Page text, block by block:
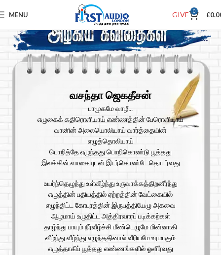
MENU GIVE 0 £
வசந்தா ஜெகதீசன்
பாமுகமே வாழீ…
எழுகைக் கதிரொளியாய் எண்ணத்தின் பேரொளியாய்
வானின் அலையொலியாய் வார்த்தையின்
எழுத்தொலியாய்
பொறித்தே எழுந்தது பொறிகொண்டு பூத்தது
இலக்கின் வாகையுடன் இடர்கொண்டே தொடர்வது
உயர்ந்தெழுந்து உள்வீழ்ந்து உருவாக்கத்திறனீர்ந்து
எழுத்தின் பதியத்தில் ஏற்றத்தின் வேட்கையில்
எழுந்திட்ட கோபுரத்தின் இருபத்தியேழு அகவை
ஆழமாய் உழுதிட்ட அத்திரவாரப் படிக்கற்கள்
தாழ்ந்து பாயும் நீர்வீழ்ச்சி மீண்டெழுமே மின்னாகி
வீழ்ந்து வீழ்ந்து எழுந்ததினால் வீரியமே உரமாகும்
எழுத்தாகிப் பூத்தது எண்ணங்களில் ஓளிர்வது